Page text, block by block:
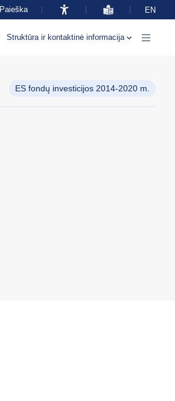
Paieška EN
Struktūra ir kontaktinė informacija
ES fondų investicijos 2014-2020 m.